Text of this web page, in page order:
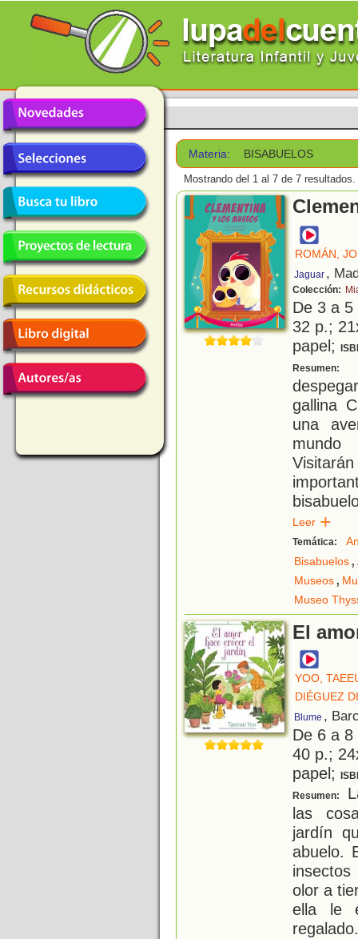
Materia: BISABUELOS
Mostrando del 1 al 7 de 7 resultados.
ROMÁN,
Jaguar ,
Colección:
De 3 a
32 p.;
papel;
Resumen:
gallina
una
Leer
Temática:
Bisabuelos,
Museos,
Museo
El
YOO,
DIÉGUEZ
Blume ,
De 6 a
40 p.;
papel;
Resumen:
las
jardín
abuelo.
olor a
ella le
regalado